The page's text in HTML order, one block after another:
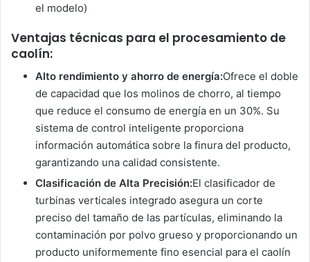
el modelo)
Ventajas técnicas para el procesamiento de
caolín:
Alto rendimiento y ahorro de energía:Ofrece el doble
de capacidad que los molinos de chorro, al tiempo
que reduce el consumo de energía en un 30%. Su
sistema de control inteligente proporciona
información automática sobre la finura del producto,
garantizando una calidad consistente.
Clasificación de Alta Precisión:El clasificador de
turbinas verticales integrado asegura un corte
preciso del tamaño de las partículas, eliminando la
contaminación por polvo grueso y proporcionando un
producto uniformemente fino esencial para el caolín